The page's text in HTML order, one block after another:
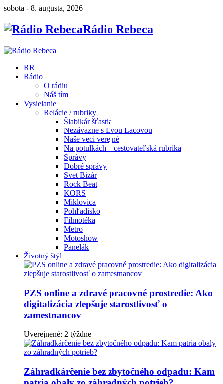
sobota - 8. augusta, 2026
Rádio Rebeca
RR
Rádio
O rádiu
Náš tím
Vysielanie
Relácie / rubriky
Šlabikár šťastia
Nezáväzne s Evou Lacovou
Naše veci verejné
Na potulkách – cestovateľská rubrika
Správy
Dobré správy
Svet Bizár
Rock Beat
KORS
Miklovica
Pohľadisko
Filmotéka
Metro
Motoshow
Panelák
Životný štýl
PZS online a zdravé pracovné prostredie: Ako
digitalizácia zlepšuje starostlivosť o
zamestnancov
Uverejnené: 2 týždne
Záhradkárčenie bez zbytočného odpadu: Kam